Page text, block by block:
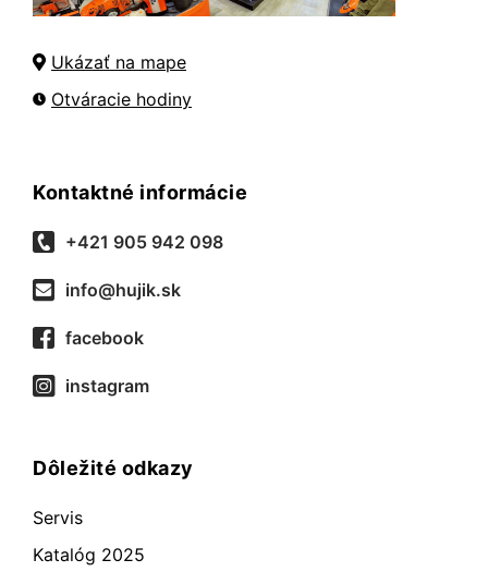
Ukázať na mape
Otváracie hodiny
Kontaktné informácie
+421 905 942 098
info@hujik.sk
facebook
instagram
Dôležité odkazy
Servis
Katalóg 2025